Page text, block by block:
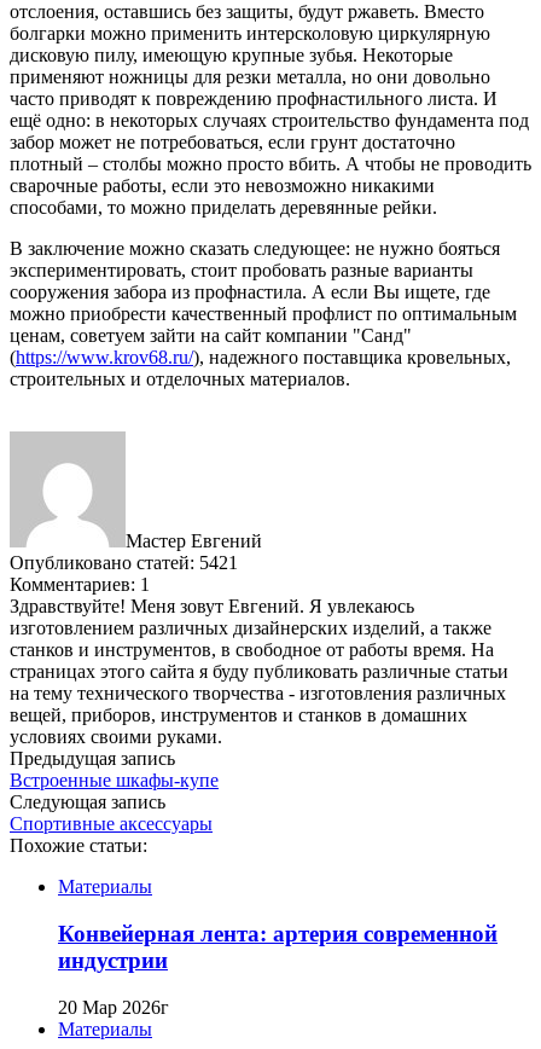
отслоения, оставшись без защиты, будут ржаветь. Вместо
болгарки можно применить интерсколовую циркулярную
дисковую пилу, имеющую крупные зубья. Некоторые
применяют ножницы для резки металла, но они довольно
часто приводят к повреждению профнастильного листа. И
ещё одно: в некоторых случаях строительство фундамента под
забор может не потребоваться, если грунт достаточно
плотный – столбы можно просто вбить. А чтобы не проводить
сварочные работы, если это невозможно никакими
способами, то можно приделать деревянные рейки.
В заключение можно сказать следующее: не нужно бояться
экспериментировать, стоит пробовать разные варианты
сооружения забора из профнастила. А если Вы ищете, где
можно приобрести качественный профлист по оптимальным
ценам, советуем зайти на сайт компании "Санд"
(https://www.krov68.ru/), надежного поставщика кровельных,
строительных и отделочных материалов.
Мастер Евгений
Опубликовано статей: 5421
Комментариев: 1
Здравствуйте! Меня зовут Евгений. Я увлекаюсь
изготовлением различных дизайнерских изделий, а также
станков и инструментов, в свободное от работы время. На
страницах этого сайта я буду публиковать различные статьи
на тему технического творчества - изготовления различных
вещей, приборов, инструментов и станков в домашних
условиях своими руками.
Предыдущая запись
Встроенные шкафы-купе
Следующая запись
Спортивные аксессуары
Похожие статьи:
Материалы
Конвейерная лента: артерия современной
индустрии
20 Мар 2026г
Материалы